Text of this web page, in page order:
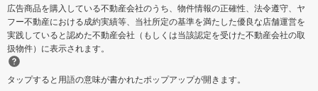
広告商品を購入している不動産会社のうち、物件情報の正確性、法令遵守、ヤ
フー不動産における成約実績等、当社所定の基準を満たした優良な店舗運営を
実践していると認めた不動産会社（もしくは当該認定を受けた不動産会社の取
扱物件）に表示されます。
タップすると用語の意味が書かれたポップアップが開きます。